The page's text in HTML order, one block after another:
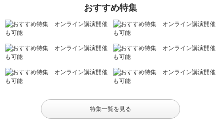
おすすめ特集
特集一覧を見る